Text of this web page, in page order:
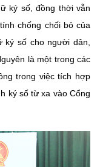
ký số, đồng thời vẫn
chống chối bỏ của
ký số cho người dân,
là một trong các
trong việc tích hợp
ký số từ xa vào Cổng